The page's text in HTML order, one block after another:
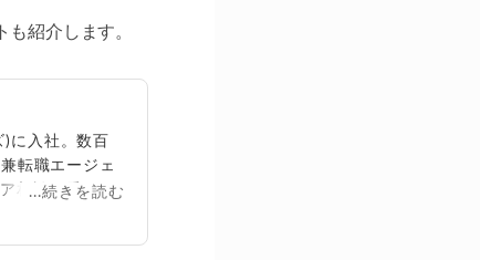
紹介します。
に入社。数百
転職エージェ
相談に乗る。
...続きを読む